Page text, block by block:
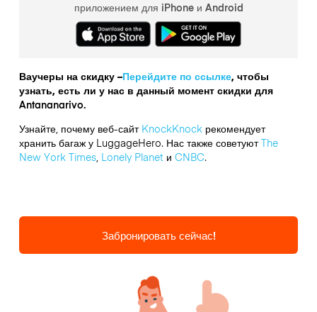
приложением для iPhone и Android
Ваучеры на скидку –Перейдите по ссылке, чтобы
узнать, есть ли у нас в данный момент скидки для
Antananarivo.
Узнайте, почему веб-сайт KnockKnockрекомендует
хранить багаж у LuggageHero. Нас также советуютThe
New York Times, Lonely Planetи CNBC.
Забронировать сейчас!